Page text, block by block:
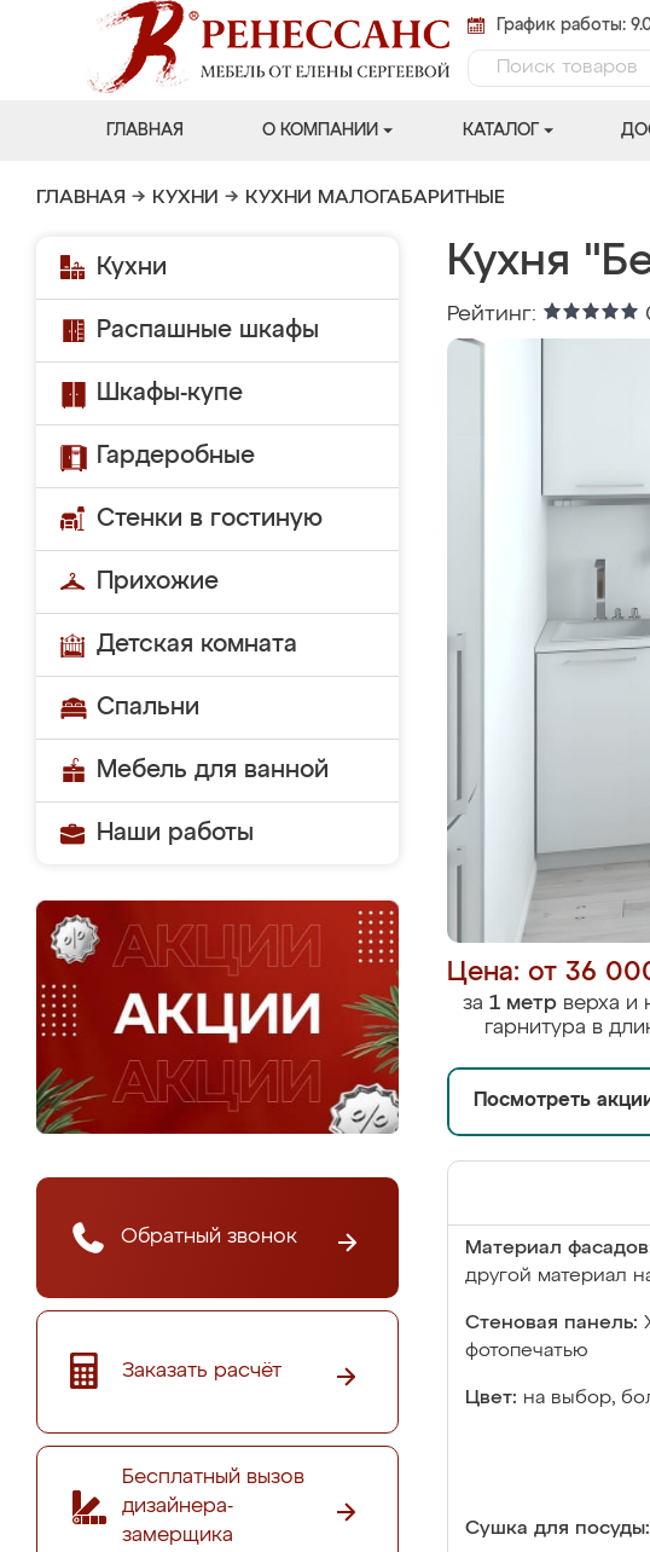
График работы:
ГЛАВНАЯ О КОМПАНИИ КАТАЛОГ
ГЛАВНАЯ → КУХНИ → КУХНИ МАЛОГАБАРИТНЫЕ
Кухни
Распашные шкафы
Шкафы-купе
Гардеробные
Стенки в гостиную
Прихожие
Детская комната
Спальни
Мебель для ванной
Наши работы
Обратный звонок
Заказать расчёт
Бесплатный вызов
дизайнера-
замерщика
Кухня
Рейтинг:
Цена: от 36
за 1 метр верха и
гарнитура в
Посмотреть
Материал
другой материал
Стеновая панель:
фотопечатью
Цвет: на выбор,
Сушка для посуды: